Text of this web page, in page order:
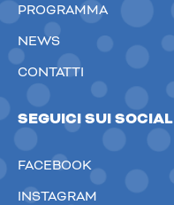
PROGRAMMA
NEWS
CONTATTI
SEGUICI SUI SOCIAL
FACEBOOK
INSTAGRAM